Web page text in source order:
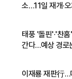
소…11일 재개·
태풍 '돌핀'·'찬
간다…예상 경로
이재룡 재판行…